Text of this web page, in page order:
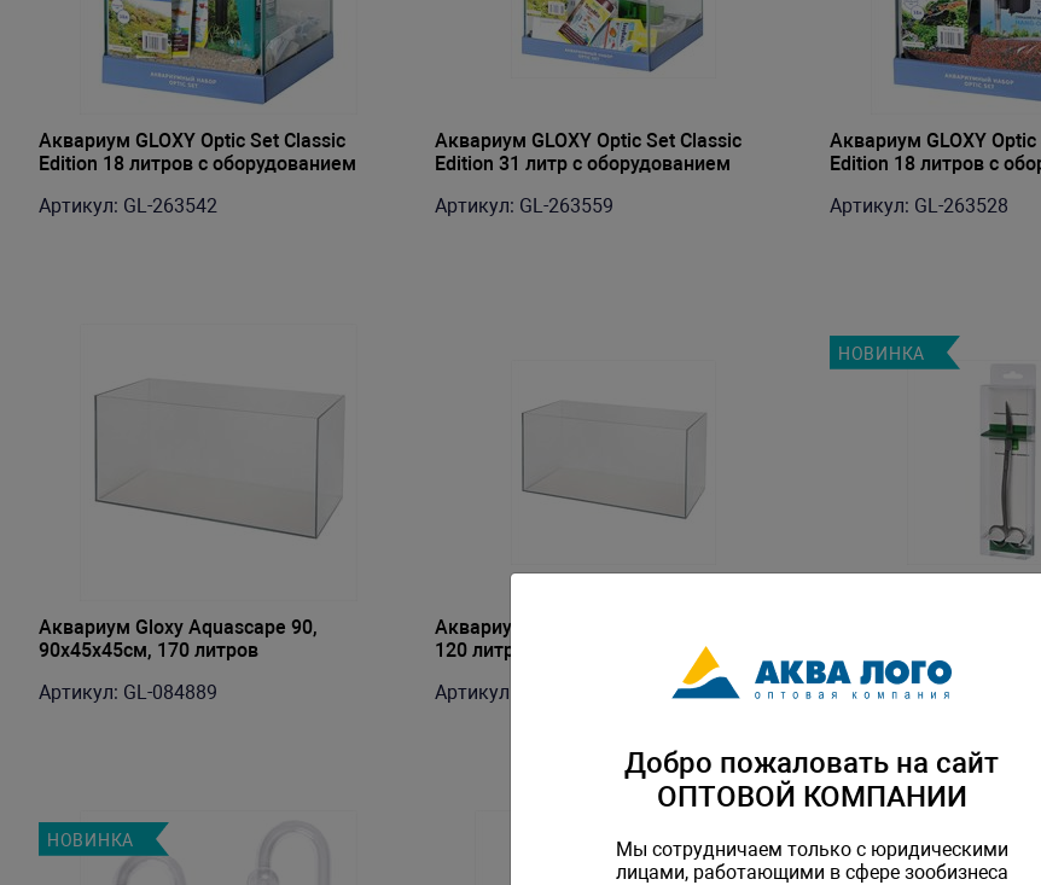
Аквариум GLOXY Optic Set Classic
Edition 18 литров с оборудованием
Артикул: GL-263542
Аквариум GLOXY Optic Set Classic
Edition 31 литр с оборудованием
Артикул: GL-263559
Аквариум GLOXY
Edition 18 литров с
Артикул: GL-263528
Аквариум Gloxy Aquascape 90,
90х45х45см, 170 литров
Артикул: GL-084889
Аквариум Gloxy River 120, 81х36х44см,
120 литров
Артикул: GL-084803
Волнообразные
Артикул: GL-089396
НОВИНКА
НОВИНКА
Добро пожаловать на сайт
ОПТОВОЙ КОМПАНИИ
Мы сотрудничаем только с юридическими
лицами, работающими в сфере зообизнеса